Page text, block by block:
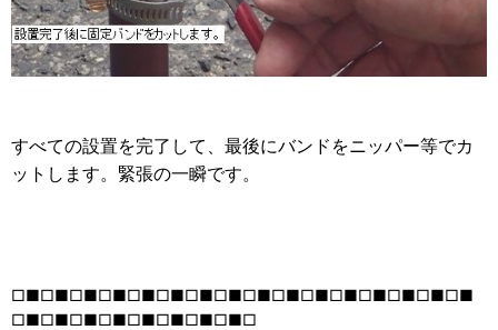
すべての設置を完了して、最後にバンドをニッパー等でカ
ットします。緊張の一瞬です。
□■□■□■□■□■□■□■□■□■□■□■□■□■□■□■□■
□■□■□■□■□■□■□■□■□